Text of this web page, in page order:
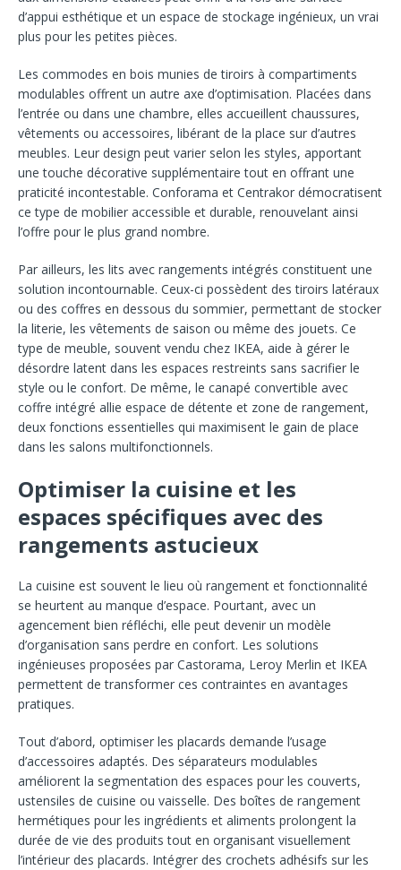
d’appui esthétique et un espace de stockage ingénieux, un vrai
plus pour les petites pièces.
Les commodes en bois munies de tiroirs à compartiments
modulables offrent un autre axe d’optimisation. Placées dans
l’entrée ou dans une chambre, elles accueillent chaussures,
vêtements ou accessoires, libérant de la place sur d’autres
meubles. Leur design peut varier selon les styles, apportant
une touche décorative supplémentaire tout en offrant une
praticité incontestable. Conforama et Centrakor démocratisent
ce type de mobilier accessible et durable, renouvelant ainsi
l’offre pour le plus grand nombre.
Par ailleurs, les lits avec rangements intégrés constituent une
solution incontournable. Ceux-ci possèdent des tiroirs latéraux
ou des coffres en dessous du sommier, permettant de stocker
la literie, les vêtements de saison ou même des jouets. Ce
type de meuble, souvent vendu chez IKEA, aide à gérer le
désordre latent dans les espaces restreints sans sacrifier le
style ou le confort. De même, le canapé convertible avec
coffre intégré allie espace de détente et zone de rangement,
deux fonctions essentielles qui maximisent le gain de place
dans les salons multifonctionnels.
Optimiser la cuisine et les
espaces spécifiques avec des
rangements astucieux
La cuisine est souvent le lieu où rangement et fonctionnalité
se heurtent au manque d’espace. Pourtant, avec un
agencement bien réfléchi, elle peut devenir un modèle
d’organisation sans perdre en confort. Les solutions
ingénieuses proposées par Castorama, Leroy Merlin et IKEA
permettent de transformer ces contraintes en avantages
pratiques.
Tout d’abord, optimiser les placards demande l’usage
d’accessoires adaptés. Des séparateurs modulables
améliorent la segmentation des espaces pour les couverts,
ustensiles de cuisine ou vaisselle. Des boîtes de rangement
hermétiques pour les ingrédients et aliments prolongent la
durée de vie des produits tout en organisant visuellement
l’intérieur des placards. Intégrer des crochets adhésifs sur les